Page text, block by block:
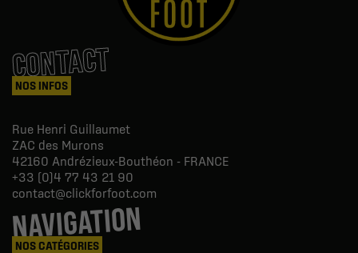
CONTACT
NOS INFOS
Rue Henri Guillaumet
ZAC des Murons
42160 Andrézieux-Bouthéon - FRANCE
+33 (0)4 77 43 21 90
contact@clickforfoot.com
NAVIGATION
NOS CATÉGORIES